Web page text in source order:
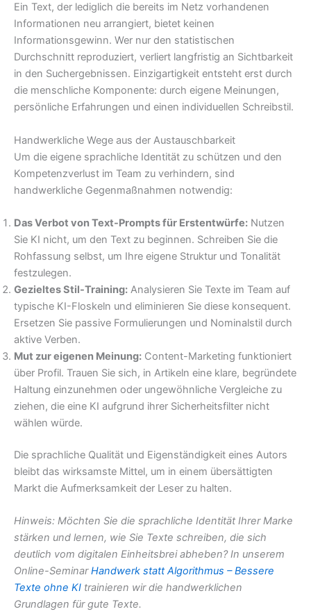
Ein Text, der lediglich die bereits im Netz vorhandenen
Informationen neu arrangiert, bietet keinen
Informationsgewinn. Wer nur den statistischen
Durchschnitt reproduziert, verliert langfristig an Sichtbarkeit
in den Suchergebnissen. Einzigartigkeit entsteht erst durch
die menschliche Komponente: durch eigene Meinungen,
persönliche Erfahrungen und einen individuellen Schreibstil.
Handwerkliche Wege aus der Austauschbarkeit
Um die eigene sprachliche Identität zu schützen und den
Kompetenzverlust im Team zu verhindern, sind
handwerkliche Gegenmaßnahmen notwendig:
Das Verbot von Text-Prompts für Erstentwürfe: Nutzen
Sie KI nicht, um den Text zu beginnen. Schreiben Sie die
Rohfassung selbst, um Ihre eigene Struktur und Tonalität
festzulegen.
Gezieltes Stil-Training: Analysieren Sie Texte im Team auf
typische KI-Floskeln und eliminieren Sie diese konsequent.
Ersetzen Sie passive Formulierungen und Nominalstil durch
aktive Verben.
Mut zur eigenen Meinung: Content-Marketing funktioniert
über Profil. Trauen Sie sich, in Artikeln eine klare, begründete
Haltung einzunehmen oder ungewöhnliche Vergleiche zu
ziehen, die eine KI aufgrund ihrer Sicherheitsfilter nicht
wählen würde.
Die sprachliche Qualität und Eigenständigkeit eines Autors
bleibt das wirksamste Mittel, um in einem übersättigten
Markt die Aufmerksamkeit der Leser zu halten.
Hinweis: Möchten Sie die sprachliche Identität Ihrer Marke
stärken und lernen, wie Sie Texte schreiben, die sich
deutlich vom digitalen Einheitsbrei abheben? In unserem
Online-SeminarHandwerk statt Algorithmus – Bessere
Texte ohne KI trainieren wir die handwerklichen
Grundlagen für gute Texte.